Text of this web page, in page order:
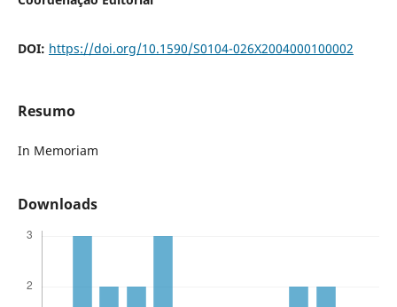
DOI: https://doi.org/10.1590/S0104-026X2004000100002
Resumo
In Memoriam
Downloads